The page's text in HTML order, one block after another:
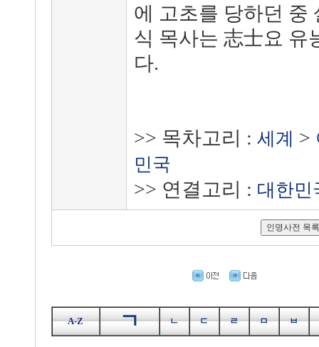
에 고초를 당하던 중
식 목사는 志士요 유
다.
>> 목차고리 : 세계 >
민국
>> 연결고리 : 대한민
A-Z ㄱ ㄴ ㄷ ㄹ ㅁ ㅂ